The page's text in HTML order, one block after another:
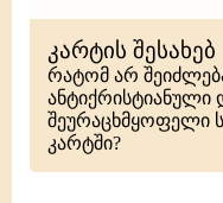
კარტის შესახებ
რატომ არ
ანტიქრისტიანული
შეურაცხმყოფელი
კარტში?